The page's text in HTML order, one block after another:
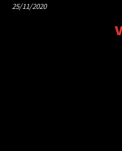
25/11/2020